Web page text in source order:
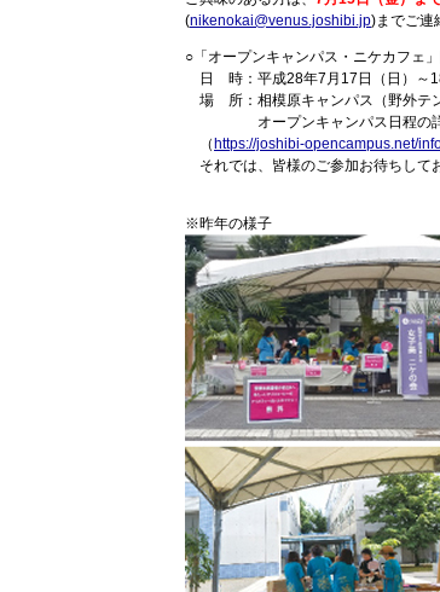
(nikenokai@venus.joshibi.jp)までご連
○「オープンキャンパス・ニケカフェ
日 時：平成28年7月17日（日）～
場 所：相模原キャンパス（野外テン
オープンキャンパス日程の詳細
（https://joshibi-opencampus.net/
それでは、皆様のご参加お待ちして
※昨年の様子